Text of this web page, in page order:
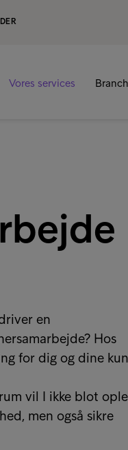
Vores services
en
Hos
for dig og dine
vil I ikke blot
men også sikre